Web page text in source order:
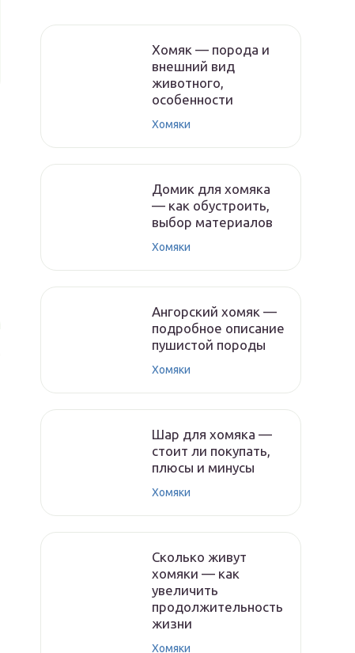
Хомяк — порода и
внешний вид
животного,
особенности
Хомяки
Домик для хомяка
— как обустроить,
выбор материалов
Хомяки
Ангорский хомяк —
подробное описание
пушистой породы
Хомяки
Шар для хомяка —
стоит ли покупать,
плюсы и минусы
Хомяки
Сколько живут
хомяки — как
увеличить
продолжительность
жизни
Хомяки